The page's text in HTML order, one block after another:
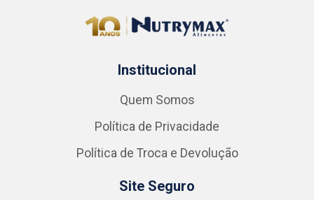
Institucional
Quem Somos
Política de Privacidade
Política de Troca e Devolução
Site Seguro